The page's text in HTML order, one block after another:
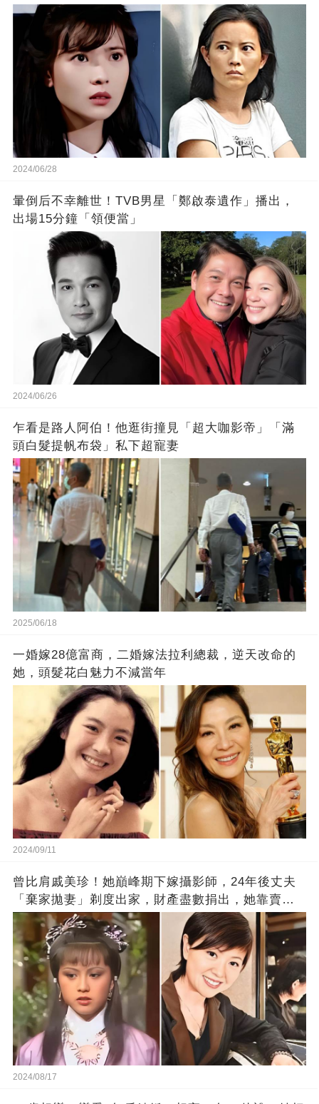
2024/06/28
暈倒后不幸離世！TVB男星「鄭啟泰遺作」播出，
出場15分鐘「領便當」
2024/06/26
乍看是路人阿伯！他逛街撞見「超大咖影帝」「滿
頭白髮提帆布袋」私下超寵妻
2025/06/18
一婚嫁28億富商，二婚嫁法拉利總裁，逆天改命的
她，頭髮花白魅力不減當年
2024/09/11
曾比肩戚美珍！她巔峰期下嫁攝影師，24年後丈夫
「棄家拋妻」剃度出家，財產盡數捐出，她靠賣保
險維生，如今過得怎樣
2024/08/17